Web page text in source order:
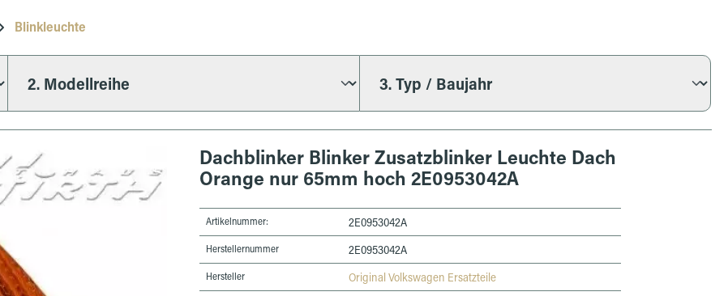
Blinkleuchte
Dachblinker Blinker Zusatzblinker Leuchte Dach
Orange nur 65mm hoch 2E0953042A
Artikelnummer: 2E0953042A
Herstellernummer 2E0953042A
Hersteller Original Volkswagen Ersatzteile